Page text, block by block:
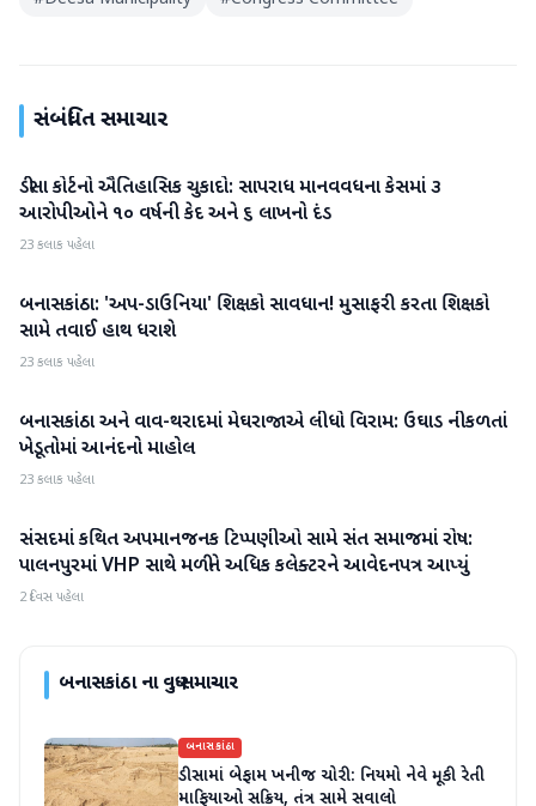
સંબંધિત સમાચાર
બનાસકાંઠા
ડીસા કોર્ટનો ઐતિહાસિક ચુકાદો: સાપરાધ માનવવધના કેસમાં ૩
આરોપીઓને ૧૦ વર્ષની કેદ અને ૬ લાખનો દંડ
23 કલાક પહેલા
બનાસકાંઠા
બનાસકાંઠા: 'અપ-ડાઉનિયા' શિક્ષકો સાવધાન! મુસાફરી કરતા શિક્ષકો
સામે તવાઈ હાથ ધરાશે
23 કલાક પહેલા
બનાસકાંઠા
બનાસકાંઠા અને વાવ-થરાદમાં મેઘરાજાએ લીધો વિરામ: ઉઘાડ નીકળતાં
ખેડૂતોમાં આનંદનો માહોલ
23 કલાક પહેલા
બનાસકાંઠા
સંસદમાં કથિત અપમાનજનક ટિપ્પણીઓ સામે સંત સમાજમાં રોષ:
પાલનપુરમાં VHP સાથે મળીને અધિક કલેક્ટરને આવેદનપત્ર આપ્યું
2 દિવસ પહેલા
બનાસકાંઠાના વધુ સમાચાર
બનાસકાંઠા
ડીસામાં બેફામ ખનીજ ચોરી: નિયમો નેવે મૂકી રેતી
માફિયાઓ સક્રિય, તંત્ર સામે સવાલો